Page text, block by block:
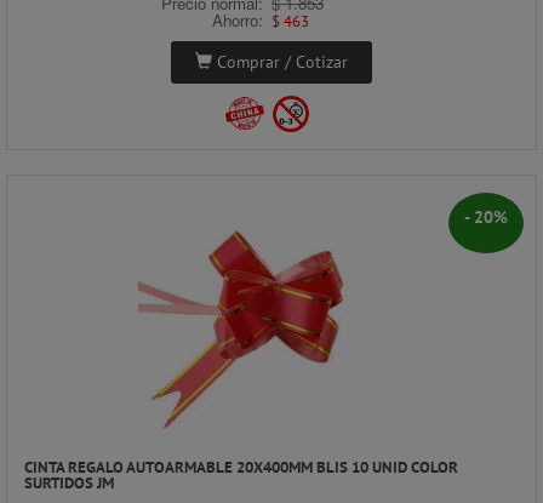
Ahorro: $ 463
Comprar / Cotizar
- 20%
CINTA REGALO AUTOARMABLE 20X400MM BLIS 10 UNID COLOR
SURTIDOS JM